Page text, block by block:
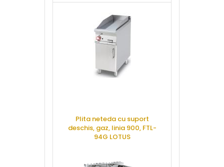
Plita neteda cu suport
deschis, gaz, linia 900, FTL-
94G LOTUS